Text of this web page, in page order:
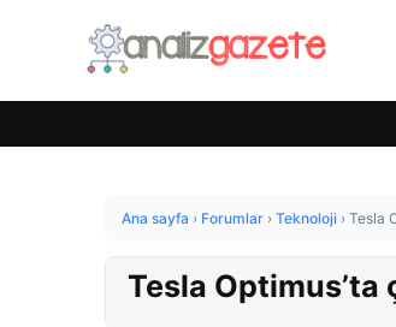
Ana sayfa › Forumlar › Teknoloji › Tesla
Tesla Optimus’ta